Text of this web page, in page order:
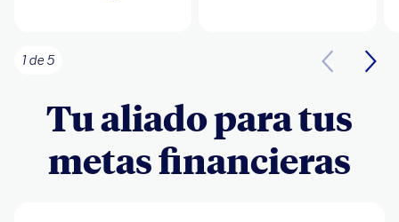
1 de 5
Tu aliado para tus
metas financieras